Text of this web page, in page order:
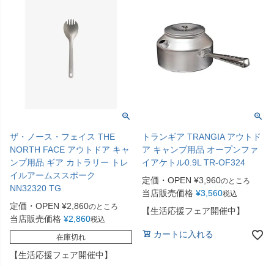
ザ・ノース・フェイス THE
NORTH FACE アウトドア キャ
ンプ用品 ギア カトラリー トレ
イルアームススポーク
NN32320 TG
定価・OPEN ¥2,860のところ
当店販売価格 ¥2,860税込
在庫切れ
【生活応援フェア開催中】
トランギア TRANGIA アウトド
ア キャンプ用品 オープンファ
イアケトル0.9L TR-OF324
定価・OPEN ¥3,960のところ
当店販売価格 ¥3,560税込
【生活応援フェア開催中】
カートに入れる